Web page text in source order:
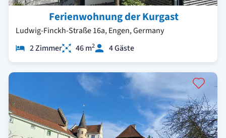
Ferienwohnung der Kurgast
Ludwig-Finckh-Straße 16a, Engen, Germany
2 Zimmer
46 m2 4 Gäste